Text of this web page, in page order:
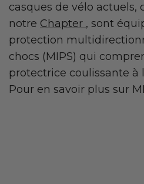
casques de vélo actuels,
notre Chapter , sont
protection
chocs (MIPS) qui
protectrice coulissante à
Pour en savoir plus sur